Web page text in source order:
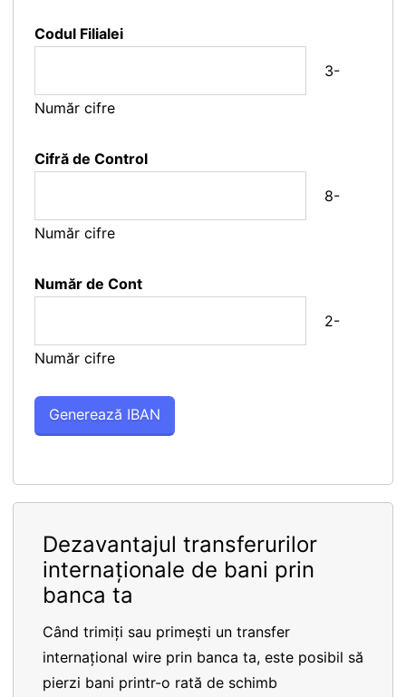
Codul Filialei
3-
Număr cifre
Cifră de Control
8-
Număr cifre
Număr de Cont
2-
Număr cifre
Dezavantajul transferurilor
internaționale de bani prin
banca ta
Când trimiți sau primești un transfer
internațional wire prin banca ta, este posibil să
pierzi bani printr-o rată de schimb